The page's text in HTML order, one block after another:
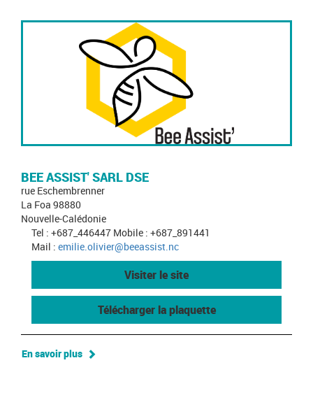
BEE ASSIST' SARL DSE
rue Eschembrenner
La Foa 98880
Nouvelle-Calédonie
Tel : +687_446447 Mobile : +687_891441
Mail : emilie.olivier@beeassist.nc
Visiter le site
Télécharger la plaquette
En savoir plus